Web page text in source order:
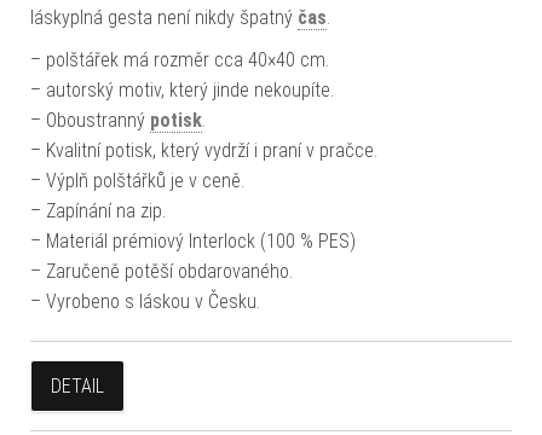
láskyplná gesta není nikdy špatný čas.
– polštářek má rozměr cca 40×40 cm.
– autorský motiv, který jinde nekoupíte.
– Oboustranný potisk.
– Kvalitní potisk, který vydrží i praní v pračce.
– Výplň polštářků je v ceně.
– Zapínání na zip.
– Materiál prémiový Interlock (100 % PES)
– Zaručeně potěší obdarovaného.
– Vyrobeno s láskou v Česku.
DETAIL